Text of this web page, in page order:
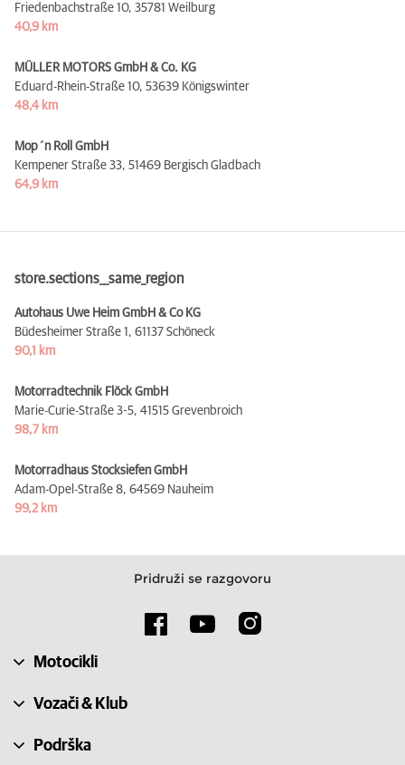
Friedenbachstraße 10, 35781 Weilburg
40,9 km
MÜLLER MOTORS GmbH & Co. KG
Eduard-Rhein-Straße 10, 53639 Königswinter
48,4 km
Mop´n Roll GmbH
Kempener Straße 33, 51469 Bergisch Gladbach
64,9 km
store.sections__same_region
Autohaus Uwe Heim GmbH & Co KG
Büdesheimer Straße 1, 61137 Schöneck
90,1 km
Motorradtechnik Flöck GmbH
Marie-Curie-Straße 3-5, 41515 Grevenbroich
98,7 km
Motorradhaus Stocksiefen GmbH
Adam-Opel-Straße 8, 64569 Nauheim
99,2 km
Pridruži se razgovoru
Motocikli
Vozači & Klub
Podrška